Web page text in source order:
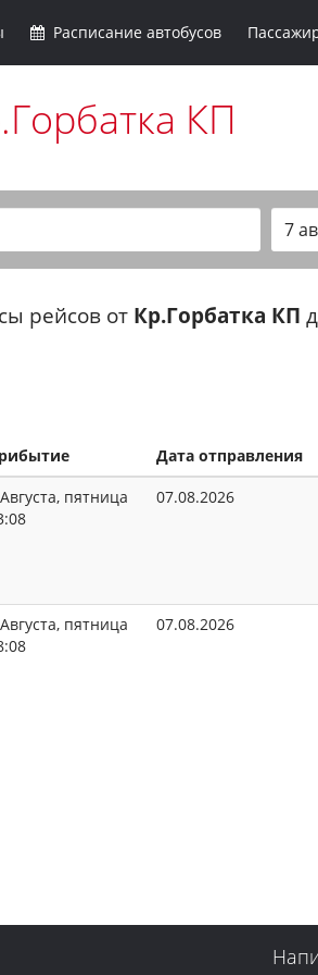
Расписание автобусов
КП
рейсов от Кр.Горбатка КП
Дата отправления
пятница
07.08.2026
пятница
07.08.2026